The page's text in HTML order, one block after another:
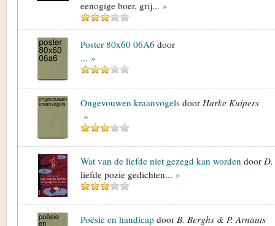
eenogige boer, grij... »
Poster 80x60 06A6 door
... »
Ongevouwen kraanvogels door Harke Kuipers
»
Wat van de liefde niet gezegd kan worden door
liefde pozie gedichten... »
Poësie en handicap door B. Berghs & P. Arnauts